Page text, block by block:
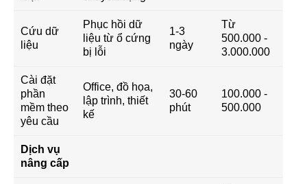
Cứu dữ
liệu
Phục hồi dữ
liệu từ ổ cứng
bị lỗi
1-3
ngày
Từ
500.000 -
3.000.000
Cài đặt
phần
mềm theo
yêu cầu
Office, đồ họa,
lập trình, thiết
kế
30-60
phút
100.000 -
500.000
Dịch vụ
nâng cấp